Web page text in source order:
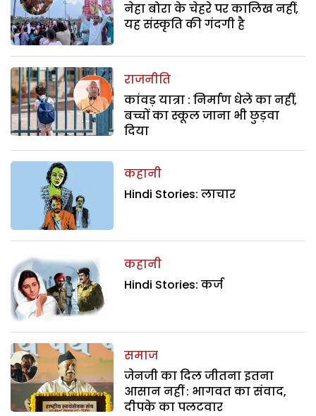
नेहा बोरा के चेहरे पर कालिख नहीं,
यह संस्कृति की गंदगी है
राजनीति
कांवड़ यात्रा : निर्माण धेले का नहीं,
बच्चों का स्कूल जाना भी छुड़वा
दिया
कहानी
Hindi Stories: लाचार
कहानी
Hindi Stories: कर्ज
समाज
जेनजी का दिल जीतना इतना
आसान नहीं : भागवत का संवाद,
दीपके का पलटवार